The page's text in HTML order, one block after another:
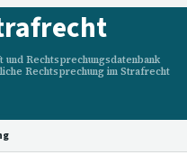
und Rechtsprechungsdatenbank
Rechtsprechung im Strafrecht